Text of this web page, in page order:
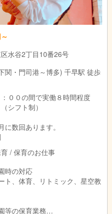
水谷2丁目10番26号
関・門司港～博多) 千早駅 徒歩
００の間で実働８時間程度
シフト制）
に数回あります。
/ 保育のお仕事
時の対応
ト、体育、リトミック、星空教
等の保育業務